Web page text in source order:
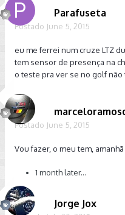
Parafuseta
Postado June 5, 2015
eu me ferrei num cruze LTZ
tem sensor de presença na
o teste pra ver se no golf
Postado June 5, 2015
Vou fazer, o meu tem,
1 month later...
Jorge Jox